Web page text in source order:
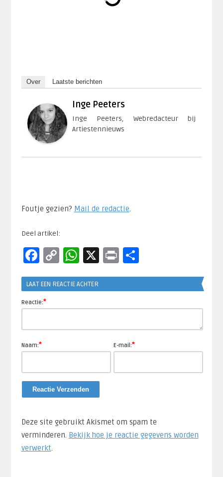
Over Laatste berichten
Inge Peeters
Inge Peeters, Webredacteur bij
Artiestennieuws
Foutje gezien? Mail de redactie.​
Deel artikel:
Facebook
CopyWhatsApp
X PrintDelen
LAAT EEN REACTIE ACHTER
Reactie:*
Naam:* E-mail:*
Deze site gebruikt Akismet om spam te
verminderen. Bekijk hoe je reactie gegevens worden
verwerkt.